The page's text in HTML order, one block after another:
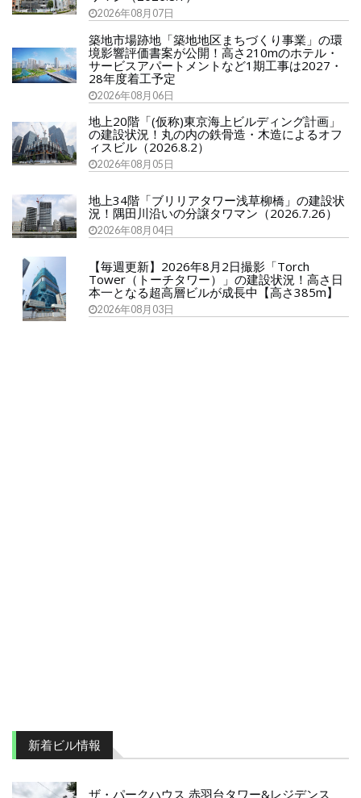
2026年08月07日
築地市場跡地「築地地区まちづくり事業」の環
境影響評価書案が公開！高さ210mのホテル・
サービスアパートメントなど1期工事は2027・
28年度着工予定
2026年08月06日
地上20階「(仮称)東京海上ビルディング計画」
の建設状況！丸の内の鉄骨造・木造によるオフ
ィスビル（2026.8.2）
2026年08月05日
地上34階「ブリリアタワー浅草柳橋」の建設状
況！隅田川沿いの分譲タワマン（2026.7.26）
2026年08月04日
【毎週更新】2026年8月2日撮影「Torch
Tower（トーチタワー）」の建設状況！高さ日
本一となる超高層ビルが成長中【高さ385m】
2026年08月03日
新着ビル情報
ザ・パークハウス 赤羽台タワー&レジデンス